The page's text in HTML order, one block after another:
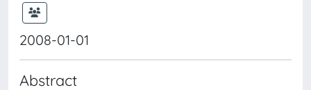
2008-01-01
Abstract